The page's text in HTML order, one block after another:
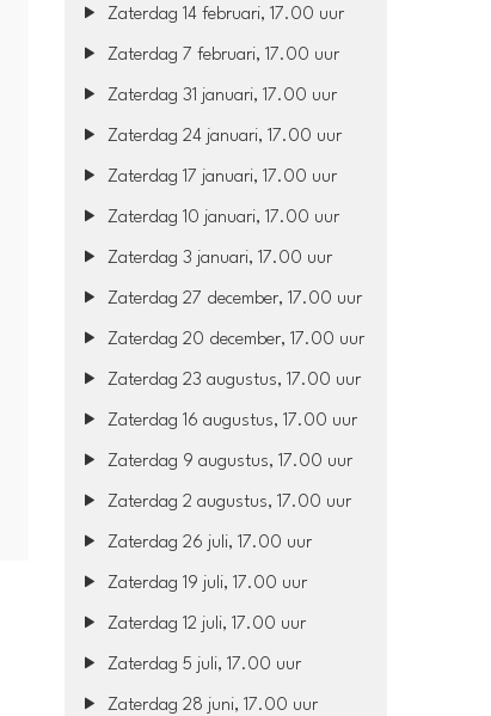
Zaterdag 14 februari, 17.00 uur
Zaterdag 7 februari, 17.00 uur
Zaterdag 31 januari, 17.00 uur
Zaterdag 24 januari, 17.00 uur
Zaterdag 17 januari, 17.00 uur
Zaterdag 10 januari, 17.00 uur
Zaterdag 3 januari, 17.00 uur
Zaterdag 27 december, 17.00 uur
Zaterdag 20 december, 17.00 uur
Zaterdag 23 augustus, 17.00 uur
Zaterdag 16 augustus, 17.00 uur
Zaterdag 9 augustus, 17.00 uur
Zaterdag 2 augustus, 17.00 uur
Zaterdag 26 juli, 17.00 uur
Zaterdag 19 juli, 17.00 uur
Zaterdag 12 juli, 17.00 uur
Zaterdag 5 juli, 17.00 uur
Zaterdag 28 juni, 17.00 uur